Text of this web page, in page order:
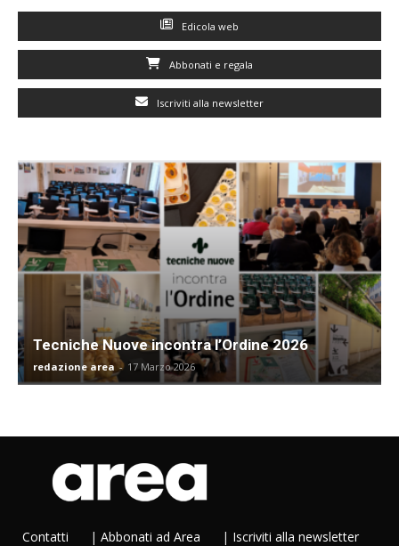
Edicola web
Abbonati e regala
Iscriviti alla newsletter
Tecniche Nuove incontra l’Ordine 2026
redazione area - 17 Marzo 2026
Contatti | Abbonati ad Area | Iscriviti alla newsletter